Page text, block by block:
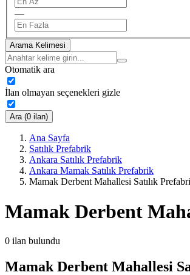
—
Arama Kelimesi
Otomatik ara
İlan olmayan seçenekleri gizle
Ara (0 ilan)
Ana Sayfa
Satılık Prefabrik
Ankara Satılık Prefabrik
Ankara Mamak Satılık Prefabrik
Mamak Derbent Mahallesi Satılık
Mamak Derbent
0 ilan bulundu
Mamak Derbent Mahallesi